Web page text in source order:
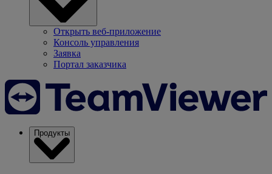
Открыть веб-приложение
Консоль управления
Заявка
Портал заказчика
Продукты